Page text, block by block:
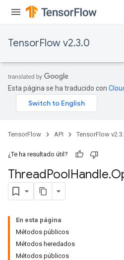
TensorFlow v2.3.0
Esta página se ha traducido con
TensorFlow API TensorFlow
¿Te ha resultado útil?
ThreadPoolHandle.
En esta página
Métodos públicos
Métodos heredados
Métodos públicos